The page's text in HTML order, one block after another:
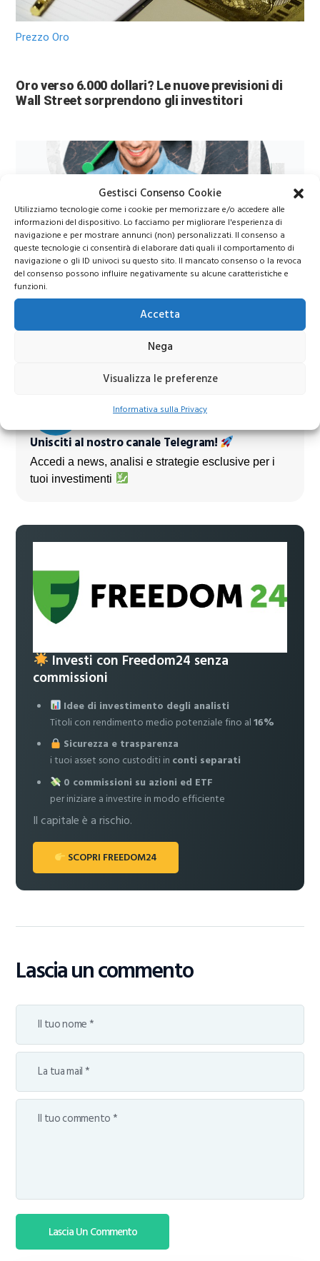
Gestisci Consenso Cookie
Utilizziamo tecnologie come i cookie per memorizzare e/o accedere alle
informazioni del dispositivo. Lo facciamo per migliorare l'esperienza di
navigazione e per mostrare annunci (non) personalizzati. Il consenso a
queste tecnologie ci consentirà di elaborare dati quali il comportamento di
navigazione o gli ID univoci su questo sito. Il mancato consenso o la revoca
del consenso possono influire negativamente su alcune caratteristiche e
funzioni.
Accetta
Nega
Visualizza le preferenze
Informativa sulla Privacy
Prezzo Oro
Oro verso 6.000 dollari? Le nuove previsioni di
Wall Street sorprendono gli investitori
Azioni Bance Europee
Azioni banche europee da mettere nel mirino nei
prossimi mesi
Unisciti al nostro canale Telegram!
Accedi a news, analisi e strategie esclusive per i
tuoi investimenti
Investi con Freedom24 senza
commissioni
Idee di investimento degli analisti
Titoli con rendimento medio potenziale fino al16%
Sicurezza e trasparenza
i tuoi asset sono custoditi in conti separati
0 commissioni su azioni ed ETF
per iniziare a investire in modo efficiente
Il capitale è a rischio.
SCOPRI FREEDOM24
Lascia un commento